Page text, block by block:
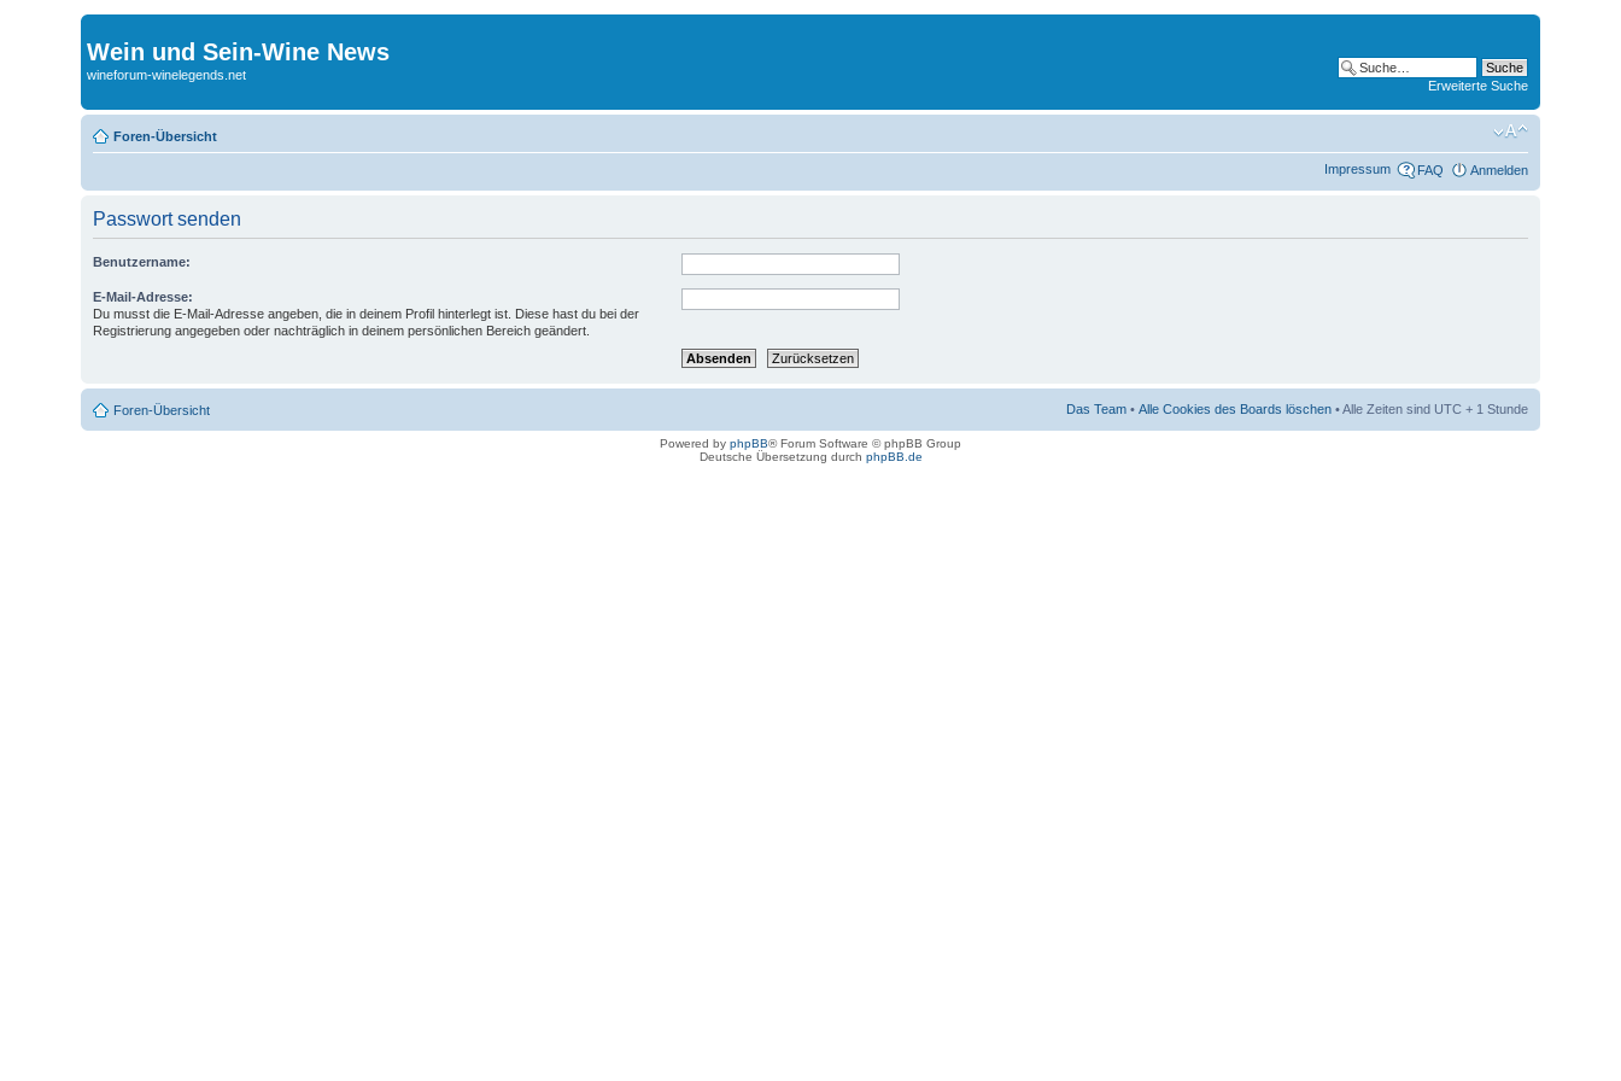
Wein und Sein-Wine News
wineforum-winelegends.net
Erweiterte Suche
Foren-Übersicht
Impressum FAQ Anmelden
Passwort senden
Benutzername:
E-Mail-Adresse:
Du musst die E-Mail-Adresse angeben, die in deinem Profil hinterlegt ist. Diese hast du bei der
Registrierung angegeben oder nachträglich in deinem persönlichen Bereich geändert.
Foren-Übersicht Das Team• Alle Cookies des Boards löschen• Alle Zeiten sind UTC + 1 Stunde
Powered by phpBB® Forum Software © phpBB Group
Deutsche Übersetzung durch phpBB.de